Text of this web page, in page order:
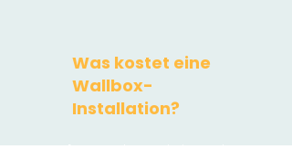
Was kostet eine
Wallbox-
Installation?
Wallbox:Rechnen Sie je nach